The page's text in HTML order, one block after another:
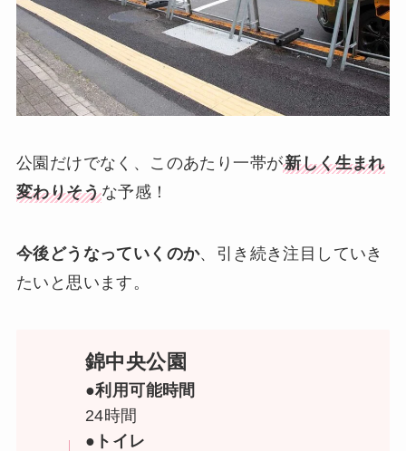
公園だけでなく、このあたり一帯が新しく生まれ
変わりそうな予感！
今後どうなっていくのか、引き続き注目していき
たいと思います。
錦中央公園
●利用可能時間
24時間
●トイレ